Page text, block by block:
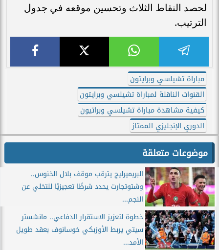
لحصد النقاط الثلاث وتحسين موقعه في جدول
الترتيب.
مباراة تشيلسي وبرايتون
القنوات الناقلة لمباراة تشيلسي وبرايتون
كيفية مشاهدة مباراة تشيلسي وبراتيون
الدوري الإنجليزي الممتاز
موضوعات متعلقة
البريميرليج يترقب موقف بلال الخنوس..
وشتوتجارت يحدد شرطًا تعجيزيًا للتخلي عن
النجم...
خطوة لتعزيز الاستقرار الدفاعي.. مانشستر
سيتي يربط الأوزبكي خوسانوف بعقد طويل
الأمد...